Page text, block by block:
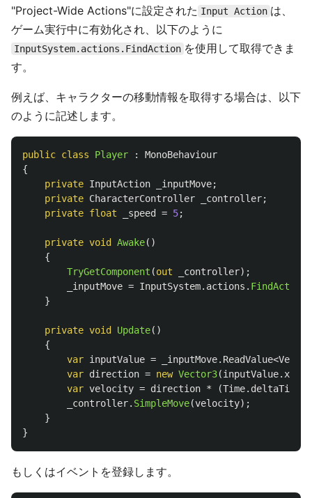
"Project-Wide Actions"に設定された Input Action は、
ゲーム実行中に有効化され、以下のように
InputSystem.actions.FindAction を使用して取得できま
す。
例えば、キャラクターの移動情報を取得する場合は、以下
のように記述します。
public class Player :
MonoBehaviour
{
private InputAction _inputMove;
private CharacterController _controller;
private float _speed = 5;
private void Awake()
{
TryGetComponent (out _controller);
_inputMove = InputSystem. actions . FindAction
}
private void Update()
{
var inputValue = _inputMove. ReadValue<
var direction = new Vector3(inputValue. x
var velocity = direction * (Time. deltaTime
_controller. SimpleMove(velocity);
}
}
もしくはイベントを登録します。